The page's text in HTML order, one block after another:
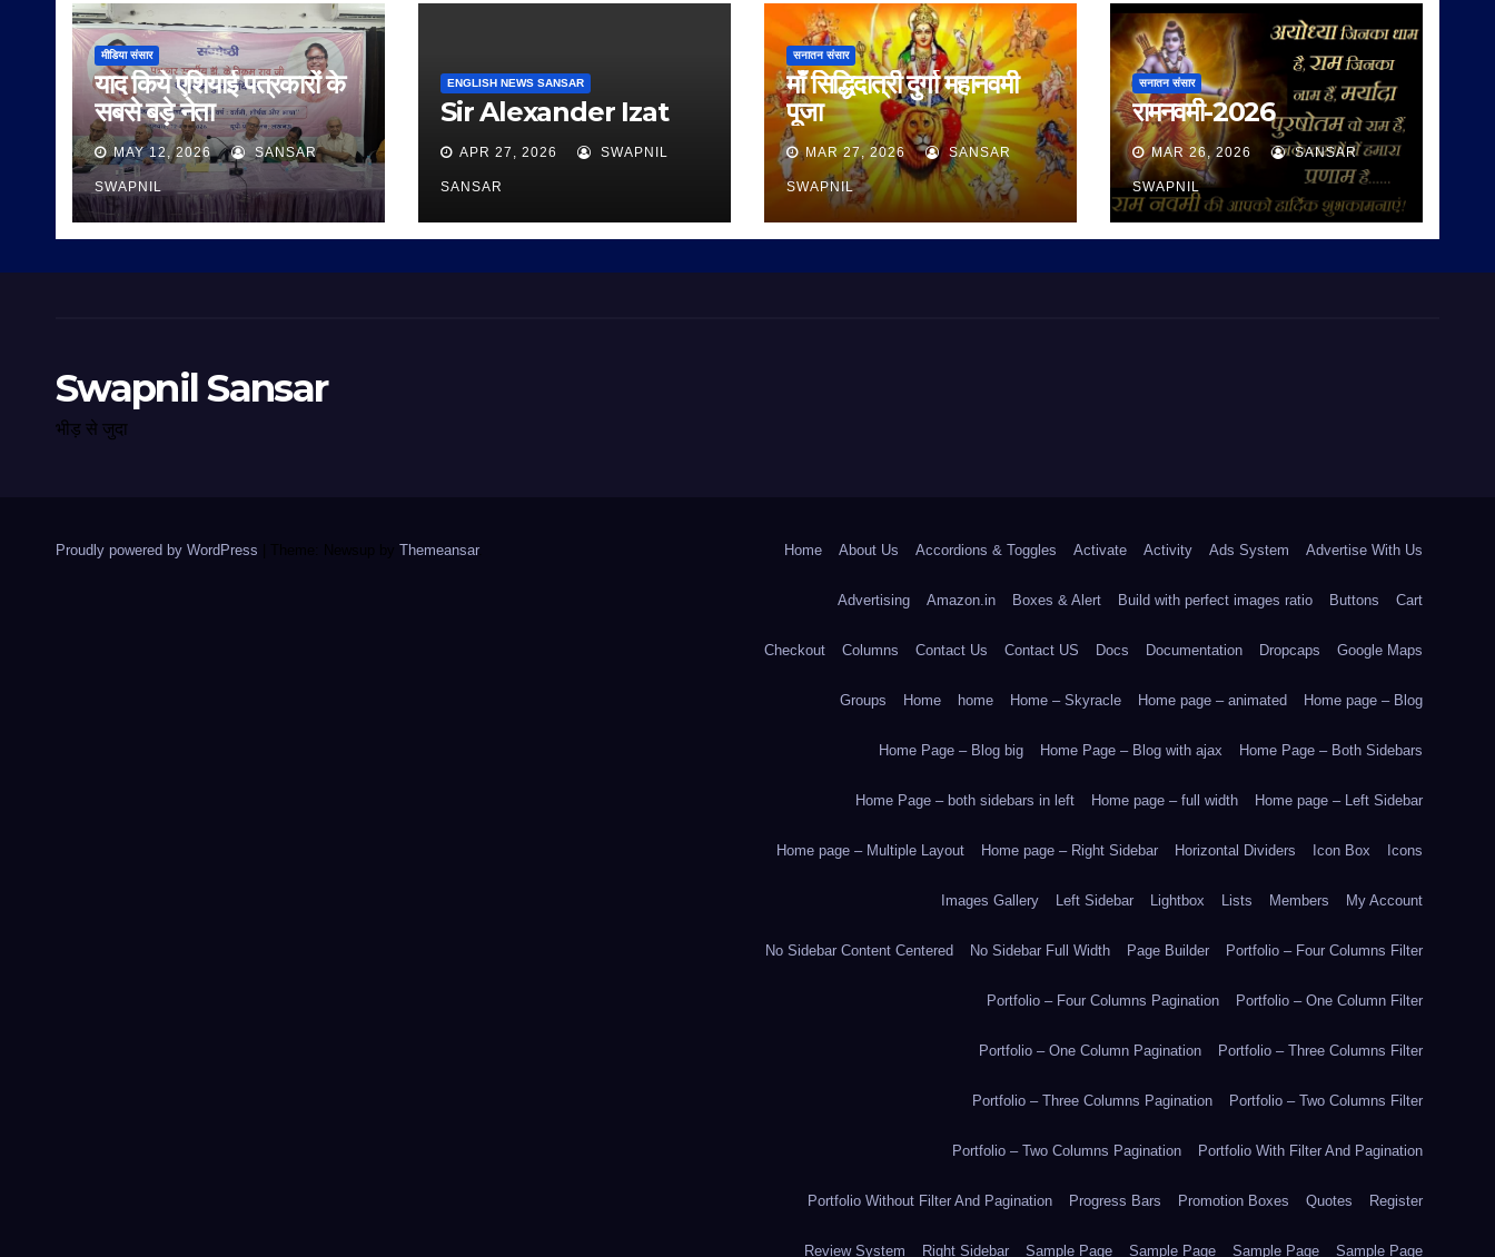
मीडिया संसार
याद किये एशियाई पत्रकारों के
सबसे बड़े नेता
MAY 12, 2026 SANSAR
SWAPNIL
ENGLISH NEWS SANSAR
Sir Alexander Izat
APR 27, 2026 SWAPNIL
SANSAR
सनातन संसार
माँ सिद्धिदात्री दुर्गा महानवमी
पूजा
MAR 27, 2026 SANSAR
SWAPNIL
सनातन संसार
रामनवमी-2026
MAR 26, 2026 SANSAR
SWAPNIL
Swapnil Sansar
भीड़ से जुदा
Proudly powered by WordPress Theme: Newsup by Themeansar. Home About Us Accordions & Toggles Activate Activity Ads System Advertise With Us
Advertising Amazon.in Boxes & Alert Build with perfect images ratio Buttons Cart
Checkout Columns Contact Us Contact US Docs Documentation Dropcaps Google Maps
Groups Home home Home – Skyracle Home page – animated Home page – Blog
Home Page – Blog big Home Page – Blog with ajax Home Page – Both Sidebars
Home Page – both sidebars in left Home page – full width Home page – Left Sidebar
Home page – Multiple Layout Home page – Right Sidebar Horizontal Dividers Icon Box Icons
Images Gallery Left Sidebar Lightbox Lists Members My Account
No Sidebar Content Centered No Sidebar Full Width Page Builder Portfolio – Four Columns Filter
Portfolio – Four Columns Pagination Portfolio – One Column Filter
Portfolio – One Column Pagination Portfolio – Three Columns Filter
Portfolio – Three Columns Pagination Portfolio – Two Columns Filter
Portfolio – Two Columns Pagination Portfolio With Filter And Pagination
Portfolio Without Filter And Pagination Progress Bars Promotion Boxes Quotes Register
Review System Right Sidebar Sample Page Sample Page Sample Page Sample Page